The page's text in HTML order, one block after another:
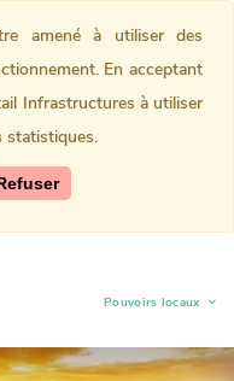
Pouvoirs locaux
(current)
amené à utiliser des
En acceptant
Infrastructures à utiliser
statistiques.